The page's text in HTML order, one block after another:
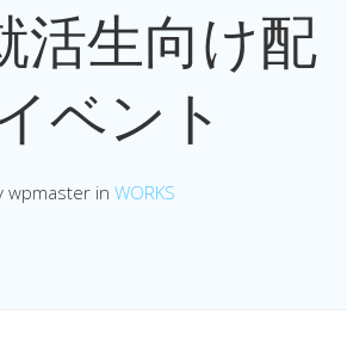
活生向け配
ベント
wpmaster in WORKS